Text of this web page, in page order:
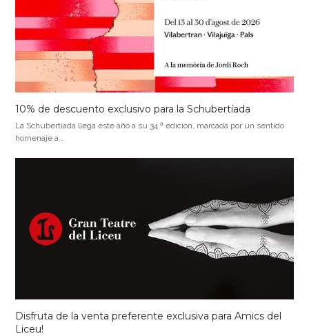
10% de descuento exclusivo para la Schubertíada
La Schubertíada llega este año a su 34.ª edición, marcada por un sentido
homenaje a…
Disfruta de la venta preferente exclusiva para Amics del
Liceu!